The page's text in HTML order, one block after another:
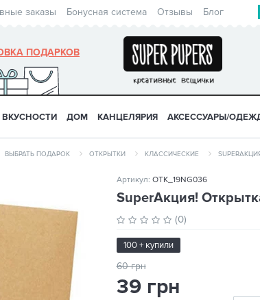
заказы Бонусная система Отзывы Блог
ПОДАРКОВ
ВКУСНОСТИ ДОМ КАНЦЕЛЯРИЯ АКСЕССУАРЫ/
ВЫБРАТЬ ПОДАРОК ОТКРЫТКИ КЛАССИЧЕСКИЕ
Артикул: OTK_19NG036
SuperАкция!
(0)
100 + купили
60 грн
39 грн